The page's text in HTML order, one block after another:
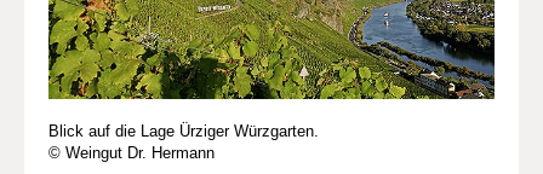
Blick auf die Lage Ürziger Würzgarten.
© Weingut Dr. Hermann